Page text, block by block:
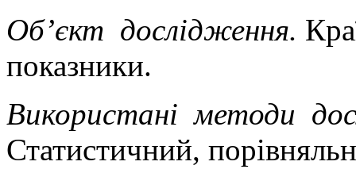
Об’єкт дослідження.
показники.
Використані методи
Статистичний,